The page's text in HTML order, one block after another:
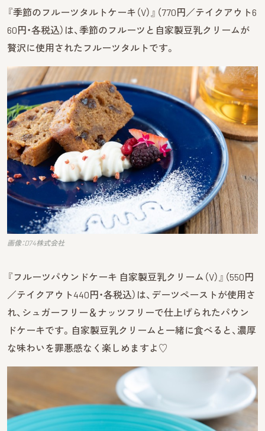
『季節のフルーツタルトケーキ（V）』（770円／テイクアウト6
60円・各税込）は、季節のフルーツと自家製豆乳クリームが
贅沢に使用されたフルーツタルトです。
画像：D74株式会社
『フルーツパウンドケーキ 自家製豆乳クリーム（V）』（550円
／テイクアウト440円・各税込）は、デーツペーストが使用さ
れ、シュガーフリー＆ナッツフリーで仕上げられたパウン
ドケーキです。自家製豆乳クリームと一緒に食べると、濃厚
な味わいを罪悪感なく楽しめますよ♡